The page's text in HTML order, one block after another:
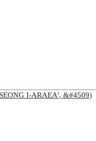
I-ARAEA', &#4509)